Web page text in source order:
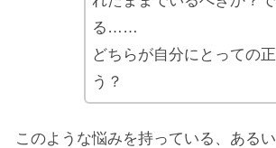
る……
どちらが自分にとっての
う？
このような悩みを持っている、ある